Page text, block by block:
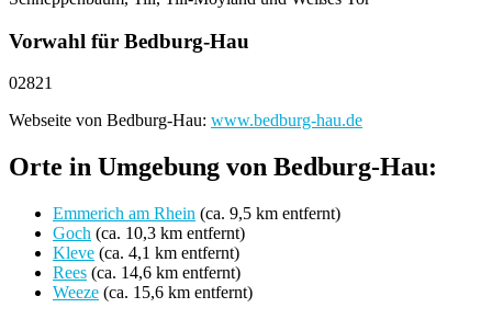
Vorwahl für Bedburg-Hau
02821
Webseite von Bedburg-Hau: www.bedburg-hau.de
Orte in Umgebung von Bedburg-Hau:
Emmerich am Rhein (ca. 9,5 km entfernt)
Goch (ca. 10,3 km entfernt)
Kleve (ca. 4,1 km entfernt)
Rees (ca. 14,6 km entfernt)
Weeze (ca. 15,6 km entfernt)